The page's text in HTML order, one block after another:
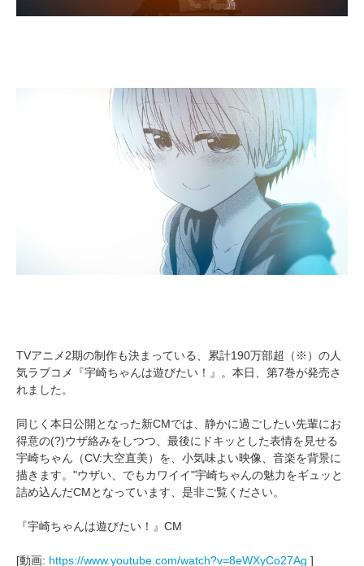
TVアニメ2期の制作も決まっている、累計190万部超（※）の人
気ラブコメ『宇崎ちゃんは遊びたい！』。本日、第7巻が発売さ
れました。
同じく本日公開となった新CMでは、静かに過ごしたい先輩にお
得意の(?)ウザ絡みをしつつ、最後にドキッとした表情を見せる
宇崎ちゃん（CV:大空直美）を、小気味よい映像、音楽を背景に
描きます。"ウザい、でもカワイイ"宇崎ちゃんの魅力をギュッと
詰め込んだCMとなっています、是非ご覧ください。
『宇崎ちゃんは遊びたい！』CM
[動画: https://www.youtube.com/watch?v=8eWXyCo27Ag ]